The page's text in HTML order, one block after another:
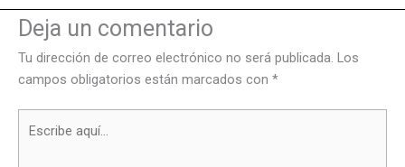
Deja un comentario
Tu dirección de correo electrónico no será publicada. Los
campos obligatorios están marcados con *